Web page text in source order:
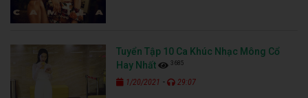
Tuyển Tập 10 Ca Khúc Nhạc Mông Cổ
Hay Nhất
3685
1/20/2021 - 29:07